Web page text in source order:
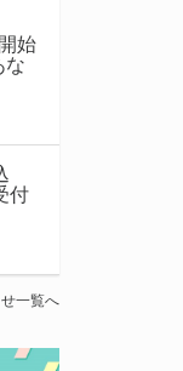
始
な
付
一覧へ